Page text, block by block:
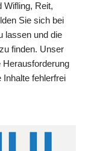
Wifling, Reit,
Sie sich bei
lassen und die
finden. Unser
Herausforderung
fehlerfrei